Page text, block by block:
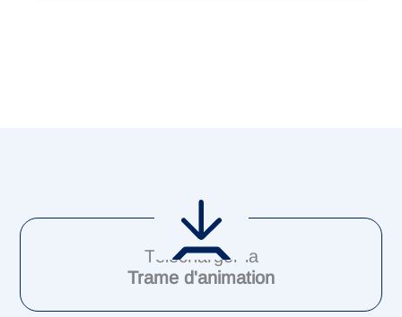
Télécharger la
Trame d'animation